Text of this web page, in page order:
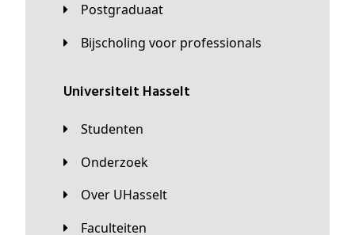
Postgraduaat
Bijscholing voor professionals
universiteit Hasselt
Studenten
Onderzoek
Over UHasselt
Faculteiten